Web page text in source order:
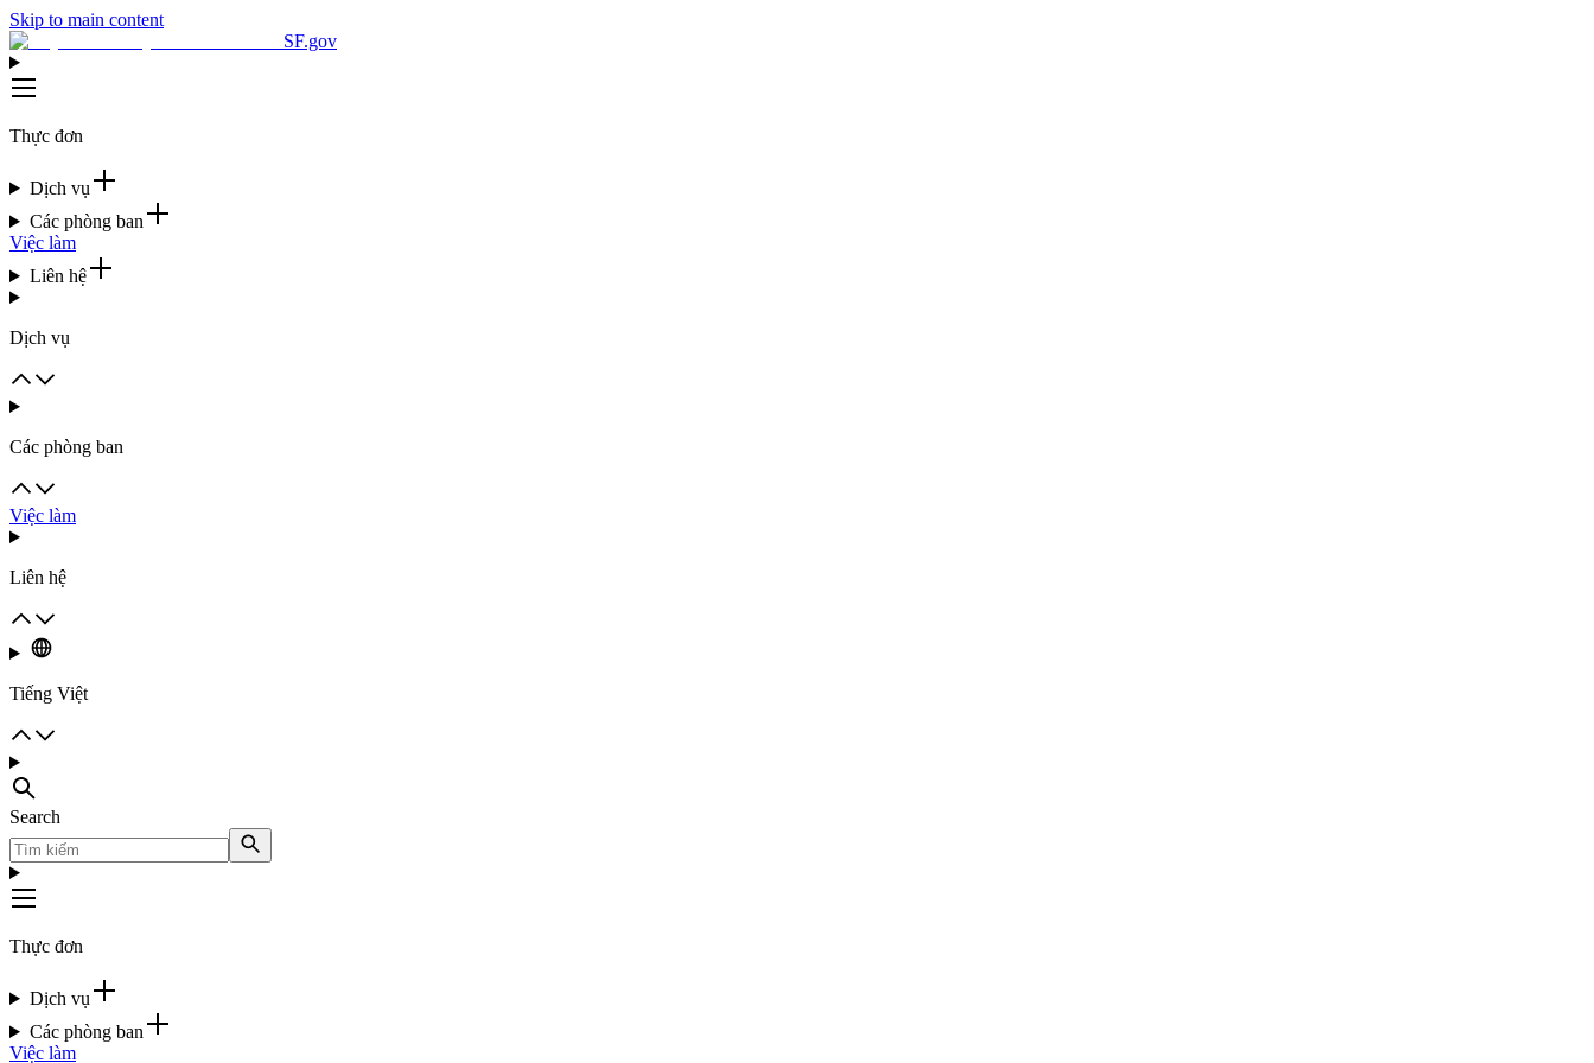
Skip to main content
SF.gov
Thực đơn
Dịch vụ
Các phòng ban
Việc làm
Liên hệ
Dịch vụ
Các phòng ban
Việc làm
Liên hệ
Tiếng Việt
Search
Thực đơn
Dịch vụ
Các phòng ban
Việc làm